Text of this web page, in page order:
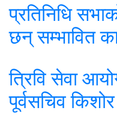
प्रतिनिधि
छन् सम्भावित
त्रिवि सेवा
पूर्वसचिव